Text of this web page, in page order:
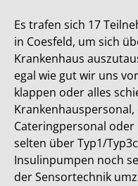
Es trafen sich 17
in Coesfeld, um sich
Krankenhaus
egal wie gut wir uns
klappen oder alles
Cateringpersonal oder
selten über Typ1/
Insulinpumpen noch
der Sensortechnik